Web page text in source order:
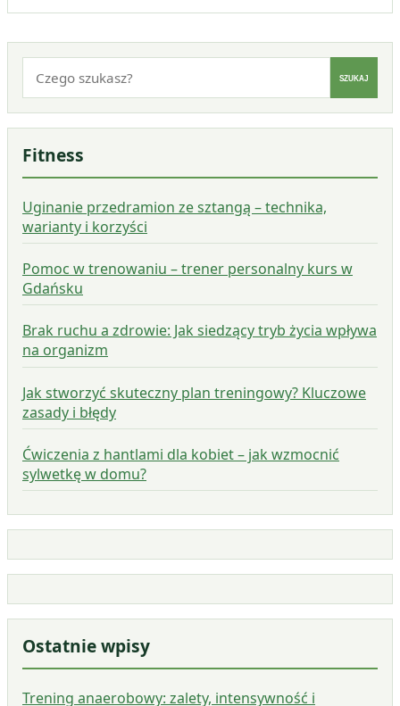
SZUKAJ
Fitness
Uginanie przedramion ze sztangą – technika,
warianty i korzyści
Pomoc w trenowaniu – trener personalny kurs w
Gdańsku
Brak ruchu a zdrowie: Jak siedzący tryb życia wpływa
na organizm
Jak stworzyć skuteczny plan treningowy? Kluczowe
zasady i błędy
Ćwiczenia z hantlami dla kobiet – jak wzmocnić
sylwetkę w domu?
Ostatnie wpisy
Trening anaerobowy: zalety, intensywność i